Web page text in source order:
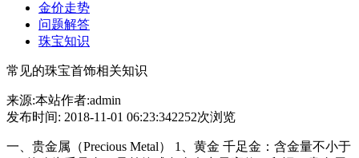
金价走势
问题解答
珠宝知识
常见的珠宝首饰相关知识
来源:本站作者:admin
发布时间: 2018-11-01 06:23:342252次浏览
一、贵金属（Precious Metal） 1、黄金 千足金：含金量不小于